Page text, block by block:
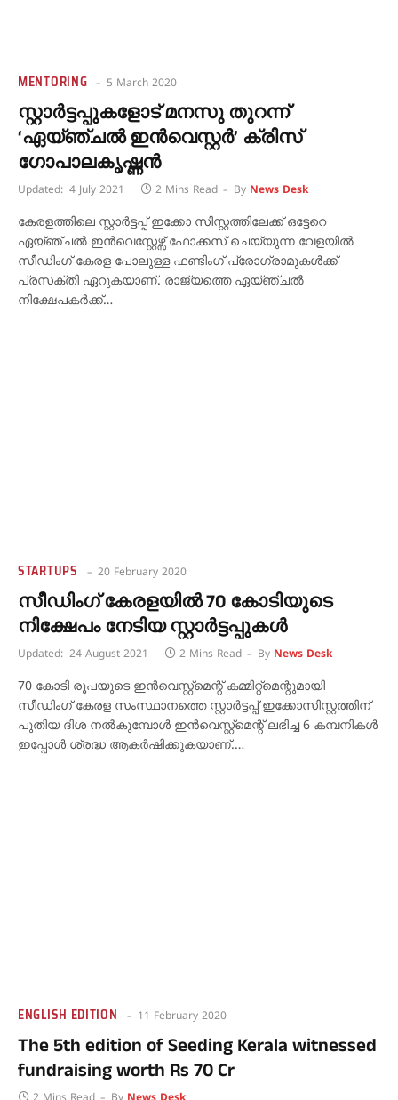
MENTORING 5 March 2020
സ്റ്റാര്‍ട്ടപ്പുകളോട് മനസു തുറന്ന്
‘ഏയ്ഞ്ചല്‍ ഇന്‍വെസ്റ്റര്‍’ ക്രിസ്
ഗോപാലകൃഷ്ണന്‍
Updated: 4 July 2021 2 Mins Read By News Desk
കേരളത്തിലെ സ്റ്റാര്‍ട്ടപ്പ് ഇക്കോ സിസ്റ്റത്തിലേക്ക് ഒട്ടേറെ
ഏയ്ഞ്ചല്‍ ഇന്‍വെസ്റ്റേഴ്സ് ഫോക്കസ് ചെയ്യുന്ന വേളയില്‍
സീഡിംഗ് കേരള പോലുള്ള ഫണ്ടിംഗ് പ്രോഗ്രാമുകള്‍ക്ക്
പ്രസക്തി ഏറുകയാണ്. രാജ്യത്തെ ഏയ്ഞ്ചല്‍
നിക്ഷേപകര്‍ക്ക്…
STARTUPS 20 February 2020
സീഡിംഗ് കേരളയില്‍ 70 കോടിയുടെ
നിക്ഷേപം നേടിയ സ്റ്റാര്‍ട്ടപ്പുകള്‍
Updated: 24 August 2021 2 Mins Read By News Desk
70 കോടി രൂപയുടെ ഇന്‍വെസ്റ്റ്‌മെന്റ് കമ്മിറ്റ്‌മെന്റുമായി
സീഡിംഗ് കേരള സംസ്ഥാനത്തെ സ്റ്റാര്‍ട്ടപ്പ് ഇക്കോസിസ്റ്റത്തിന്
പുതിയ ദിശ നല്‍കുമ്പോള്‍ ഇന്‍വെസ്റ്റ്മെന്റ് ലഭിച്ച 6 കമ്പനികള്‍
ഇപ്പോള്‍ ശ്രദ്ധ ആകര്‍ഷിക്കുകയാണ്.…
ENGLISH EDITION 11 February 2020
The 5th edition of Seeding Kerala witnessed
fundraising worth Rs 70 Cr